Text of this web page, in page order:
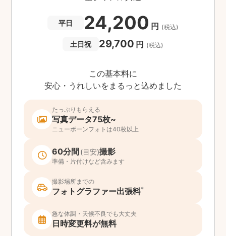
平日 24,200 円 (税込)
土日祝 29,700 円 (税込)
この基本料に
安心・うれしいをまるっと込めました
たっぷりもらえる
写真データ75枚~
ニューボーンフォトは40枚以上
60分間(目安)撮影
準備・片付けなど含みます
撮影場所までの
フォトグラファー出張料*
急な体調・天候不良でも大丈夫
日時変更料が無料